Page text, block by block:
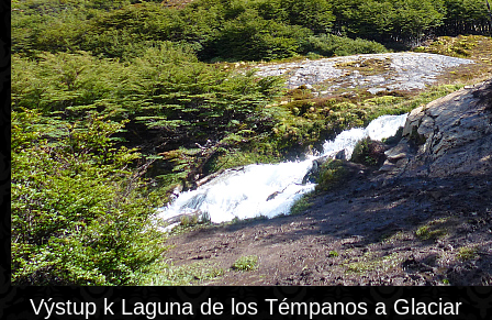
Výstup k Laguna de los Témpanos a Glaciar